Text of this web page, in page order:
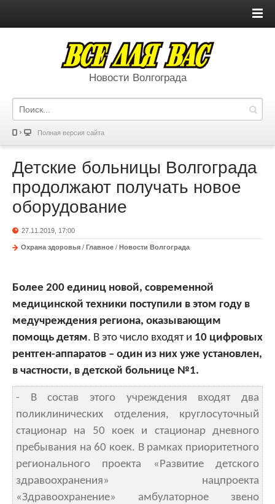
Новости Волгограда
Полная версия сайта
Детские больницы Волгограда
продолжают получать новое
оборудование
27.11.2019, 17:00
Охрана здоровья / Главное / Новости Волгограда
Более 200 единиц новой, современной
медицинской техники поступили в этом году в
медучреждения региона, оказывающим
помощь детям. В это число входят и 10 цифровых
рентген-аппаратов – один из них уже установлен,
в частности, в детской больнице №1.
- В состав этого учреждения входят два
поликлинических отделения, круглосуточный
стационар на 50 коек и стационар дневного
пребывания на 60 коек. В рамках приоритетного
регионального проекта «Развитие детского
здравоохранения» нацпроекта
«Здравоохранение» амбулаторное звено